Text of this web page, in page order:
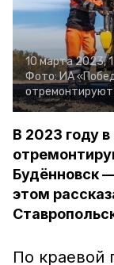
10 марта 2023,
Фото:ИА
отремонтируют
В 2023 году
Будённовск
этом
По краевой